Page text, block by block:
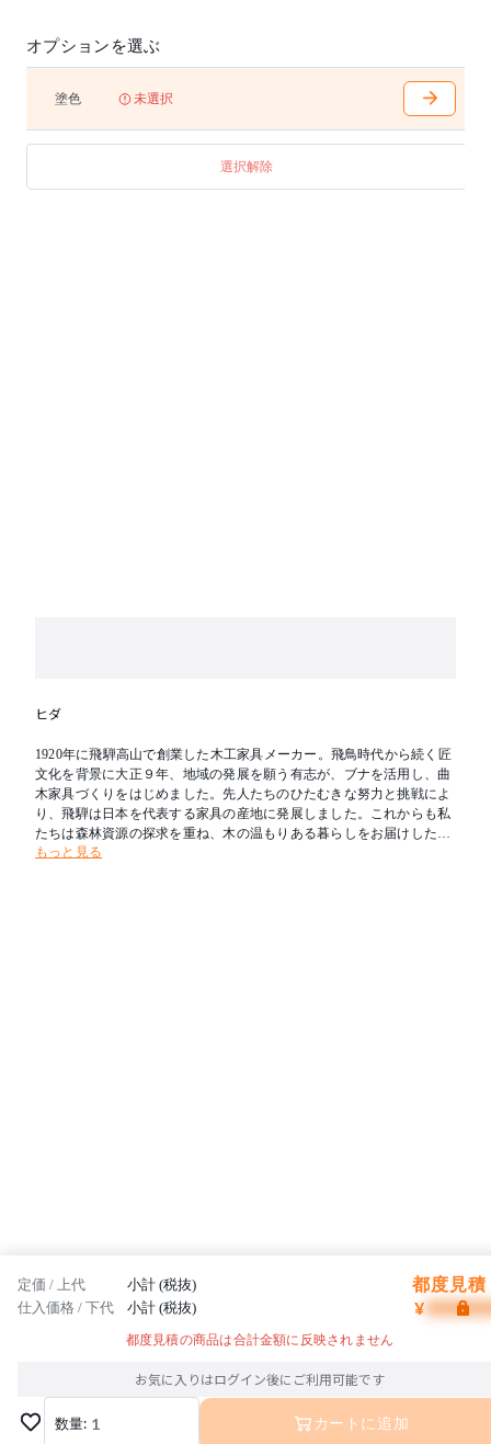
オプションを選ぶ
塗色 未選択
選択解除
ヒダ
1920年に飛騨高山で創業した木工家具メーカー。飛鳥時代から続く匠
文化を背景に大正９年、地域の発展を願う有志が、ブナを活用し、曲
木家具づくりをはじめました。先人たちのひたむきな努力と挑戦によ
り、飛騨は日本を代表する家具の産地に発展しました。これからも私
たちは森林資源の探求を重ね、木の温もりある暮らしをお届けしたい
と考えます。新たな創造を可能とし、その魅力を求めて人々が集う場
もっと見る
定価 / 上代 小計 (税抜) 都度見積
仕入価格 / 下代 小計 (税抜) ¥
都度見積の商品は合計金額に反映されません
お気に入りはログイン後にご利用可能です
数量: 1 カートに追加